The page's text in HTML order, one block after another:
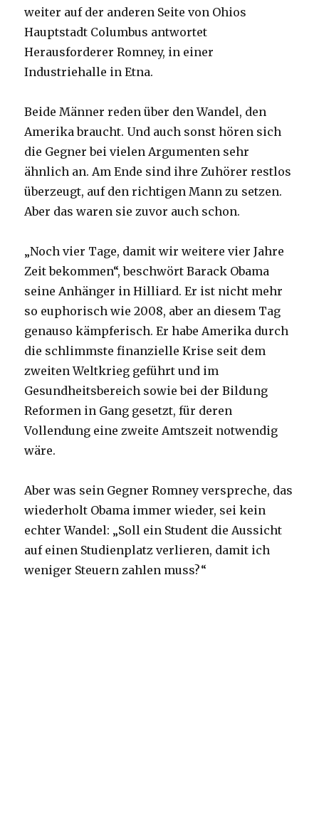
weiter auf der anderen Seite von Ohios
Hauptstadt Columbus antwortet
Herausforderer Romney, in einer
Industriehalle in Etna.
Beide Männer reden über den Wandel, den
Amerika braucht. Und auch sonst hören sich
die Gegner bei vielen Argumenten sehr
ähnlich an. Am Ende sind ihre Zuhörer restlos
überzeugt, auf den richtigen Mann zu setzen.
Aber das waren sie zuvor auch schon.
„Noch vier Tage, damit wir weitere vier Jahre
Zeit bekommen“, beschwört Barack Obama
seine Anhänger in Hilliard. Er ist nicht mehr
so euphorisch wie 2008, aber an diesem Tag
genauso kämpferisch. Er habe Amerika durch
die schlimmste finanzielle Krise seit dem
zweiten Weltkrieg geführt und im
Gesundheitsbereich sowie bei der Bildung
Reformen in Gang gesetzt, für deren
Vollendung eine zweite Amtszeit notwendig
wäre.
Aber was sein Gegner Romney verspreche, das
wiederholt Obama immer wieder, sei kein
echter Wandel: „Soll ein Student die Aussicht
auf einen Studienplatz verlieren, damit ich
weniger Steuern zahlen muss?“